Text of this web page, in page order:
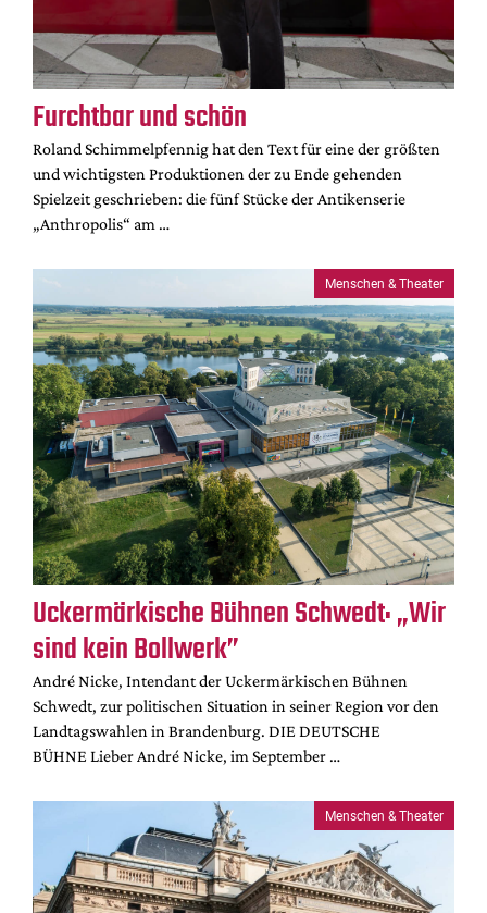
DdB-map
Kalender
Premierensuche
Festival-Planer
Hefte
Alle Hefte
Leseproben
Podcast
Service
Shop / Abo
Newsletter
Redaktion
Autor:innen
Partner
Mediadaten
Suche
Furchtbar und schön
Roland Schimmelpfennig hat den Text für eine der größten
und wichtigsten Produktionen der zu Ende gehenden
Spielzeit geschrieben: die fünf Stücke der Antikenserie
„Anthropolis“ am …
Menschen & Theater
Uckermärkische Bühnen Schwedt: „Wir
sind kein Bollwerk”
André Nicke, Intendant der Uckermärkischen Bühnen
Schwedt, zur politischen Situation in seiner Region vor den
Landtagswahlen in Brandenburg. DIE DEUTSCHE
BÜHNE Lieber André Nicke, im September …
Menschen & Theater